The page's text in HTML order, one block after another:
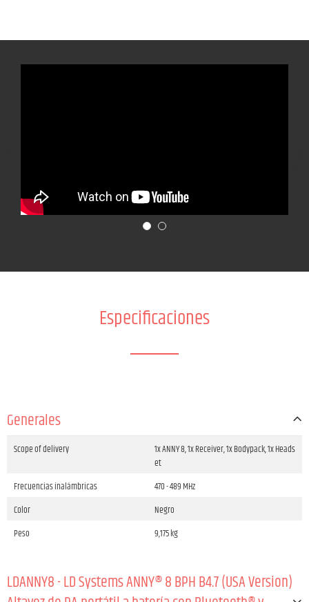
Especificaciones
Generales
Scope of delivery
1x ANNY 8, 1x Receiver, 1x Bodypack, 1x Heads
et
Frecuencias inalámbricas
470 - 489 MHz
Color
Negro
Peso
9,175 kg
LDANNY8 - LD Systems ANNY® 8 BPH B4.7 (USA Version)